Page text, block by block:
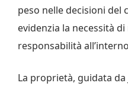
peso nelle decisioni del
evidenzia la necessità
responsabilità
La proprietà, guidata da